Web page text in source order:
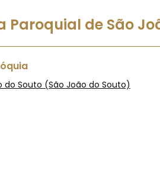
Paroquial de São
do Souto (São João do Souto)